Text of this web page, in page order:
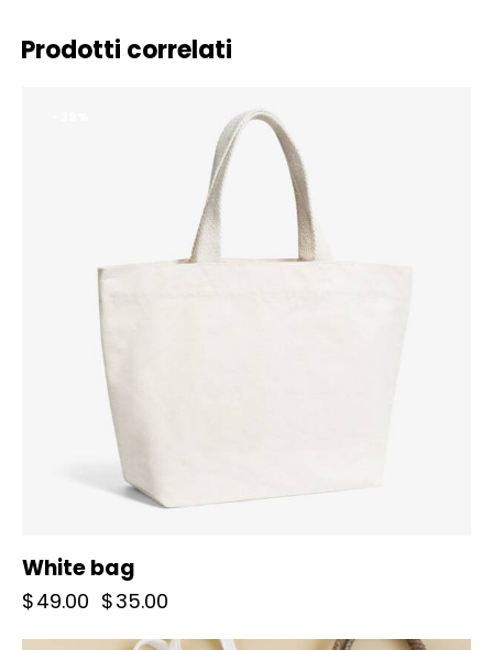
Prodotti correlati
White bag
$49.00 $35.00